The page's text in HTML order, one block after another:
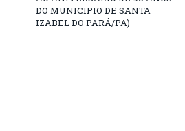
DO MUNICIPIO DE SANTA
IZABEL DO PARÁ/PA)